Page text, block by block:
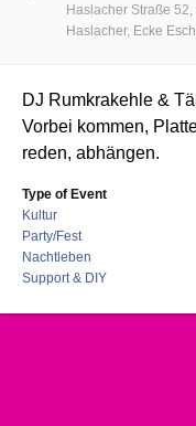
Haslacher Straße 52
Haslacher, Ecke
DJ Rumkrakehle &
Vorbei kommen,
reden, abhängen.
Type of Event
Kultur
Party/Fest
Nachtleben
Support & DIY